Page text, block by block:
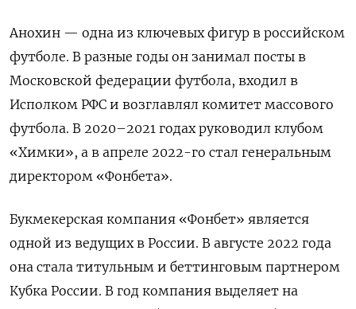
Анохин — одна из ключевых фигур в российском
футболе. В разные годы он занимал посты в
Московской федерации футбола, входил в
Исполком РФС и возглавлял комитет массового
футбола. В 2020–2021 годах руководил клубом
«Химки», а в апреле 2022-го стал генеральным
директором «Фонбета».
Букмекерская компания «Фонбет» является
одной из ведущих в России. В августе 2022 года
она стала титульным и беттинговым партнером
Кубка России. В год компания выделяет на